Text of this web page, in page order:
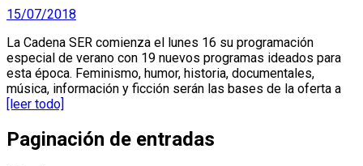
15/07/2018
La Cadena SER comienza el lunes 16 su programación
especial de verano con 19 nuevos programas ideados para
esta época. Feminismo, humor, historia, documentales,
música, información y ficción serán las bases de la oferta a
[leer todo]
Paginación de entradas